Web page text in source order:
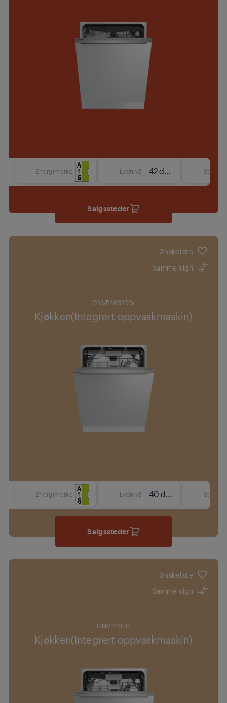
Energimerke Lydnivå 42 dBA
Salgssteder
Ønskeliste
Sammenlign
GNVP4631DW
Kjøkken(Integrert oppvaskmaskin)
Energimerke Lydnivå 40 dBA
Salgssteder
Ønskeliste
Sammenlign
GNVP4620
Kjøkken(Integrert oppvaskmaskin)